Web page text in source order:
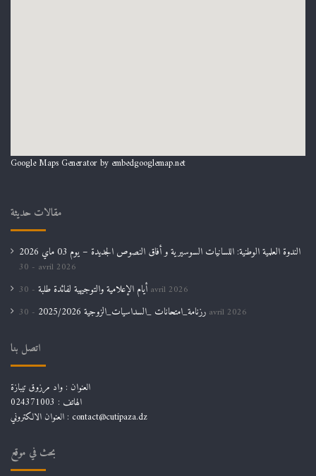
Google Maps Generator by embedgooglemap.net
مقالات حديثة
الندوة العلمية الوطنية: اللسانيات السوسيرية و أفاق النصوص الجديدة – يوم 03 ماي 2026
30 avril 2026
أيام الإعلامية والتوجيهية لفائدة طلبة 30 avril 2026
رزنامة_امتحانات _السداسيات_الزوجية 2025/2026 30 avril 2026
اتصل بنا
العنوان : واد مرزوق تيبازة
الهاتف : 024371003
العنوان الالكتروني : contact@cutipaza.dz
بحث في موقع